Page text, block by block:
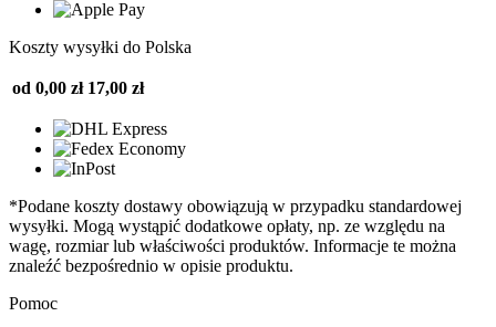
Koszty wysyłki do Polska
od 0,00 zł 17,00 zł
*Podane koszty dostawy obowiązują w przypadku standardowej
wysyłki. Mogą wystąpić dodatkowe opłaty, np. ze względu na
wagę, rozmiar lub właściwości produktów. Informacje te można
znaleźć bezpośrednio w opisie produktu.
Pomoc